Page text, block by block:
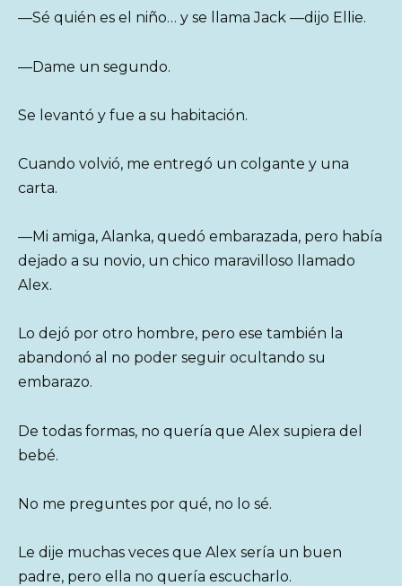
—Sé quién es el niño… y se llama Jack —dijo Ellie.
—Dame un segundo.
Se levantó y fue a su habitación.
Cuando volvió, me entregó un colgante y una
carta.
—Mi amiga, Alanka, quedó embarazada, pero había
dejado a su novio, un chico maravilloso llamado
Alex.
Lo dejó por otro hombre, pero ese también la
abandonó al no poder seguir ocultando su
embarazo.
De todas formas, no quería que Alex supiera del
bebé.
No me preguntes por qué, no lo sé.
Le dije muchas veces que Alex sería un buen
padre, pero ella no quería escucharlo.